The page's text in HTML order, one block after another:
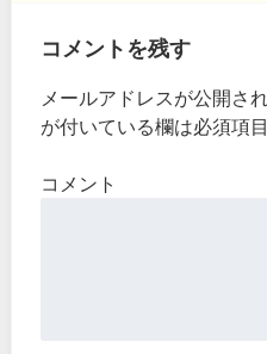
コメントを残す
メールアドレスが公開さ
が付いている欄は必須項
コメント